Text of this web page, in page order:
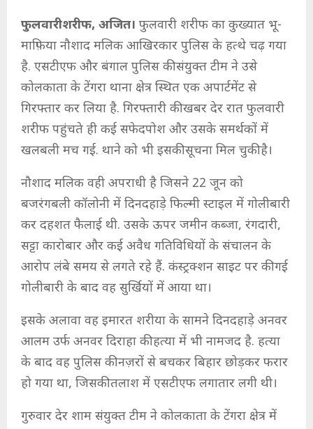
फुलवारीशरीफ, अजित। फुलवारी शरीफ का कुख्यात भू-
माफ़िया नौशाद मलिक आखिरकार पुलिस के हत्थे चढ़ गया
है. एसटीएफ और बंगाल पुलिस की संयुक्त टीम ने उसे
कोलकाता के टेंगरा थाना क्षेत्र स्थित एक अपार्टमेंट से
गिरफ्तार कर लिया है. गिरफ्तारी की खबर देर रात फुलवारी
शरीफ पहुंचते ही कई सफेदपोश और उसके समर्थकों में
खलबली मच गई. थाने को भी इसकी सूचना मिल चुकी है।
नौशाद मलिक वही अपराधी है जिसने 22 जून को
बजरंगबली कॉलोनी में दिनदहाड़े फिल्मी स्टाइल में गोलीबारी
कर दहशत फैलाई थी. उसके ऊपर जमीन कब्जा, रंगदारी,
सट्टा कारोबार और कई अवैध गतिविधियों के संचालन के
आरोप लंबे समय से लगते रहे हैं. कंस्ट्रक्शन साइट पर की गई
गोलीबारी के बाद वह सुर्खियों में आया था।
इसके अलावा वह इमारत शरीया के सामने दिनदहाड़े अनवर
आलम उर्फ अनवर दिराहा की हत्या में भी नामजद है. हत्या
के बाद वह पुलिस की नज़रों से बचकर बिहार छोड़कर फरार
हो गया था, जिसकी तलाश में एसटीएफ लगातार लगी थी।
गुरुवार देर शाम संयुक्त टीम ने कोलकाता के टेंगरा क्षेत्र में